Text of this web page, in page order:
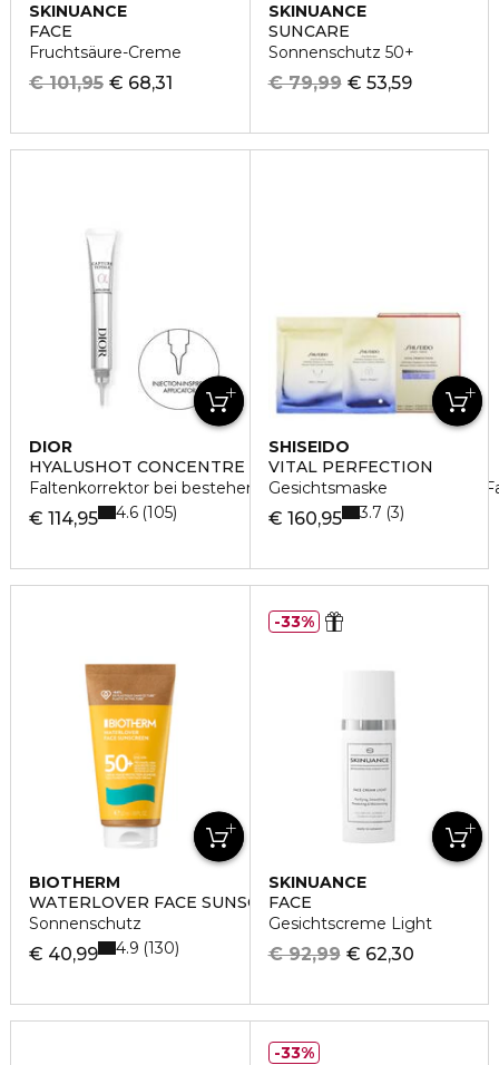
SKINUANCE
FACE
Fruchtsäure-Creme
€ 68,31
€ 101,95
SKINUANCE
SUNCARE
Sonnenschutz 50+
€ 53,59
€ 79,99
DIOR
HYALUSHOT CONCENTRE
Faltenkorrektor bei bestehenden und sich abzeichnenden
€ 114,95 4.6 105
SHISEIDO
VITAL PERFECTION
Gesichtsmaske
€ 160,95 3.7 3
BIOTHERM
WATERLOVER FACE SUNSCREEN SPF50
Sonnenschutz
€ 40,99 4.9 130
SKINUANCE
FACE
Gesichtscreme Light
€ 62,30
€ 92,99
33%
33%